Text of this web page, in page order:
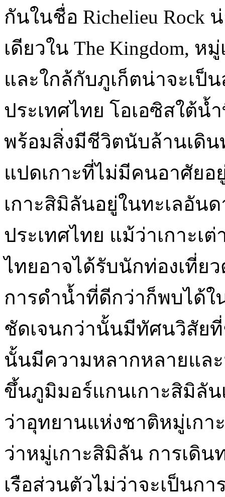
กันในชื่อ Richelieu Rock
เดียวใน The Kingdom, ห
และใกล้กับภูเก็ตน่าจะเ
ประเทศไทย โอเอซิสใต้น้
พร้อมสิ่งมีชีวิตนับล้านเดิน
แปดเกาะที่ไม่มีคนอาศัยอ
เกาะสิมิลันอยู่ในทะเลอัน
ประเทศไทย แม้ว่าเกาะเ
ไทยอาจได้รับนักท่องเที่ย
การดำน้ำที่ดีกว่าก็พบได้
ชัดเจนกว่านั้นมีทัศนวิสัย
นั้นมีความหลากหลายแล
ขึ้นภูมิมอร์แกนเกาะสิมิลัน
ว่าอุทยานแห่งชาติหมู่เก
ว่าหมู่เกาะสิมิลัน การเดิน
เรือส่วนตัวไม่ว่าจะเป็นก